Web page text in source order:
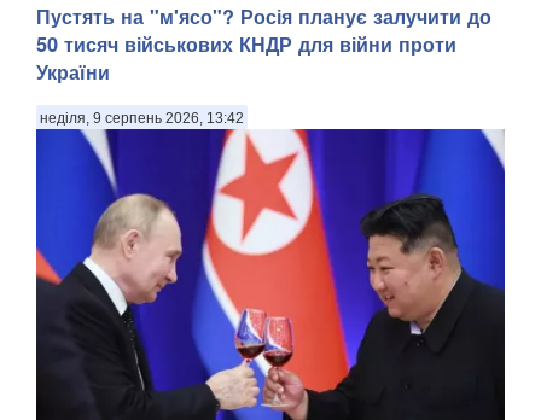
У Донецькій області українська армія ліквідувала
російського офіцера, полковника ЗС РФ Сергія Хвалова.
Ворожий військовий раніше двічі служив у Сирії, сприяючи
диктаторському режиму Башара Асада, передають
Патріоти України. Про це повідомив військовосл...
Пустять на "м'ясо"? Росія планує залучити до
50 тисяч військових КНДР для війни проти
України
неділя, 9 серпень 2026, 13:42